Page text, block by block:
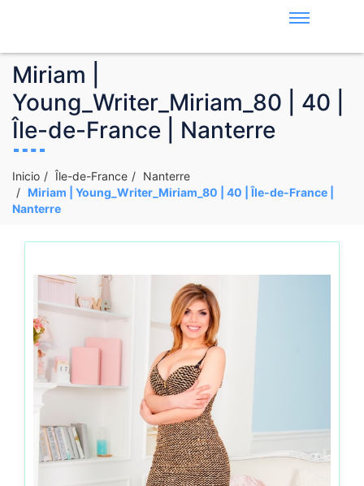
Miriam |
Young_Writer_Miriam_80 | 40 |
Île-de-France | Nanterre
Inicio Île-de-France
Nanterre
Miriam | Young_Writer_Miriam_80 | 40 | Île-de-France |
Nanterre